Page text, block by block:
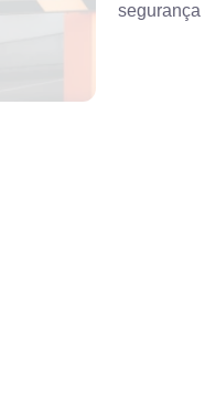
segurança